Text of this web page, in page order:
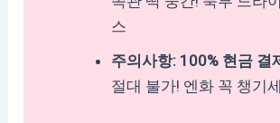
스
주의사항: 100% 현금 결
절대 불가! 엔화 꼭 챙기